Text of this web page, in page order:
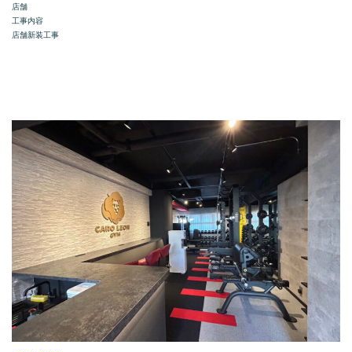
店舗
工事内容
店舗新装工事